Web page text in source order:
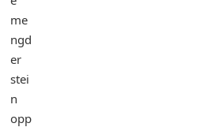
me
ngd
er
stei
n
opp